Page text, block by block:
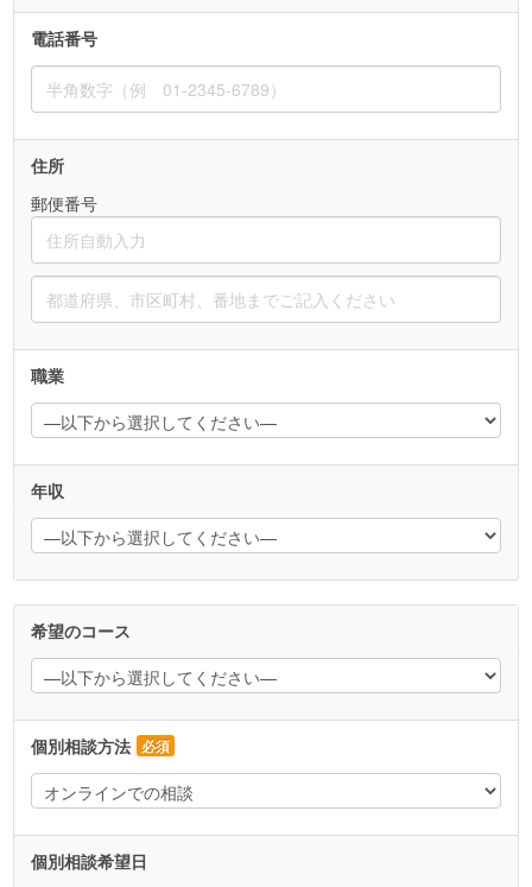
電話番号
住所
郵便番号
職業
年収
希望のコース
個別相談方法 必須
個別相談希望日